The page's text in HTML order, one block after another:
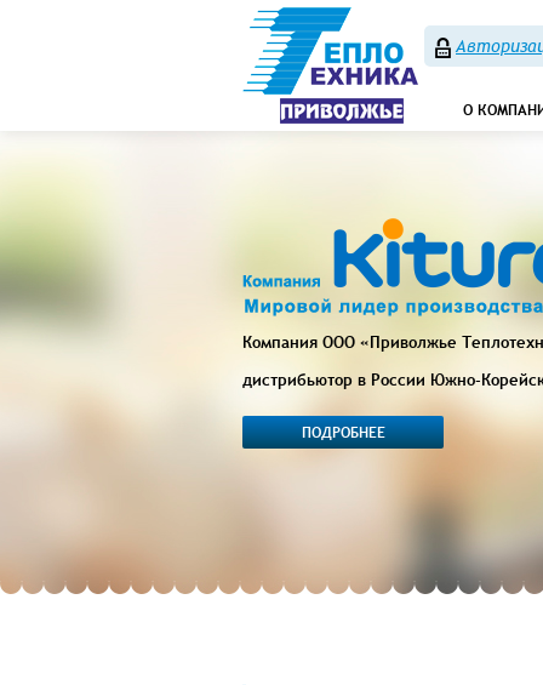
О
Компания ООО «Приволжье
дистрибьютор в России Южно-
ПОДРОБНЕЕ